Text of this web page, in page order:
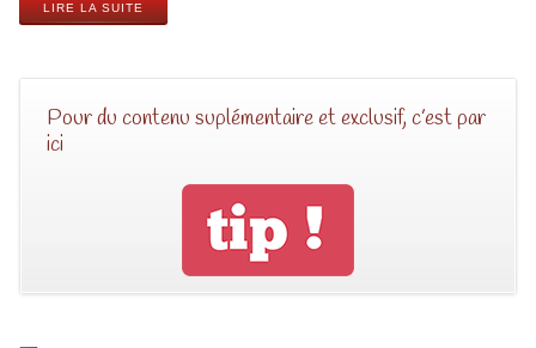
LIRE LA SUITE
Pour du contenu suplémentaire et exclusif, c’est par
ici